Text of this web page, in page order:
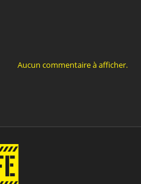
Aucun commentaire à afficher.